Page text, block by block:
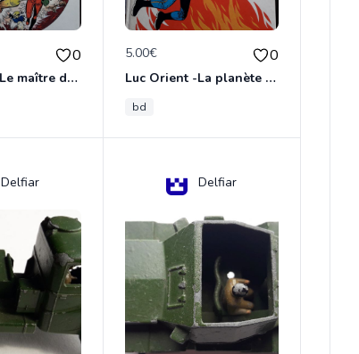
0
Luc Orient -Le maître de terango
5.00€ 0
Luc Orient -La planète de l'angoisse
bd
Delfiar Delfiar